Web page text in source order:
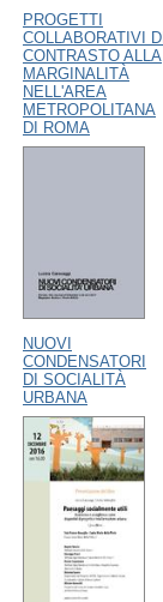
PROGETTI
COLLABORATIVI DI
CONTRASTO ALLA
MARGINALITÀ
NELL'AREA
METROPOLITANA
DI ROMA
NUOVI
CONDENSATORI
DI SOCIALITÀ
URBANA